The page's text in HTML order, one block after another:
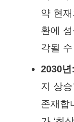
약 현
환에
각될
2030년:
지 상
존재합